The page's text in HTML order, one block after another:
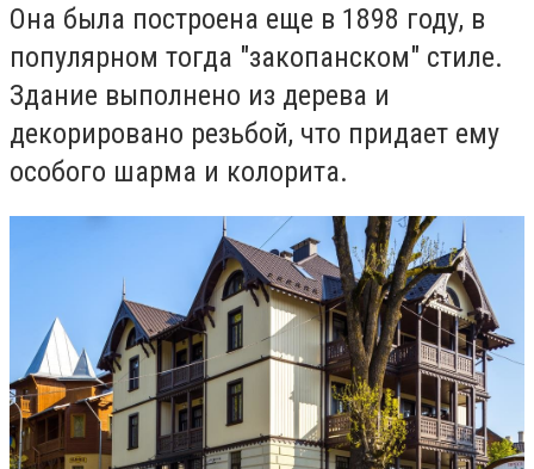
Она была построена еще в 1898 году, в
популярном тогда "закопанском" стиле.
Здание выполнено из дерева и
декорировано резьбой, что придает ему
особого шарма и колорита.